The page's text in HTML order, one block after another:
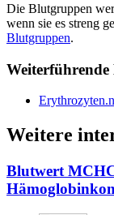
Die Blutgruppen
wenn sie es streng
Blutgruppen.
Weitere
Blutwert